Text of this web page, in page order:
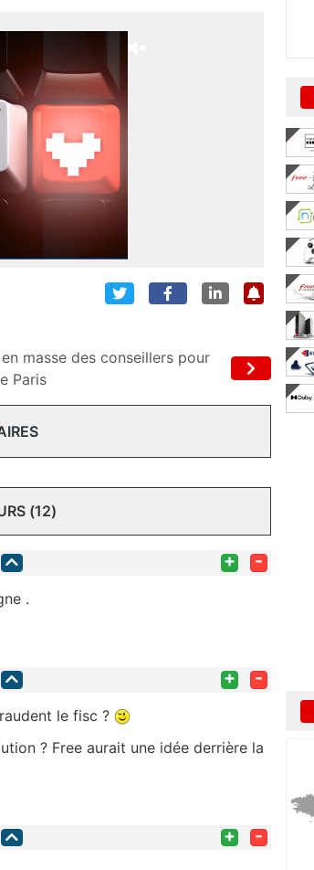
masse des conseillers pour
Paris
(12)
+ -
.
+ -
le fisc ?
? Free aurait une idée derrière la
+ -